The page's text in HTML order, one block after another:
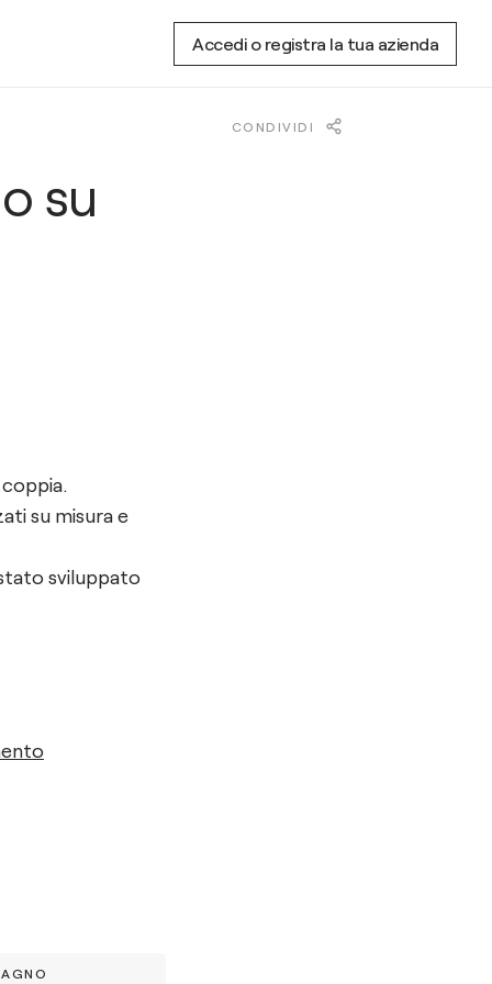
Accedi o registra la tua azienda
CONDIVIDI
su
su misura e
sviluppato